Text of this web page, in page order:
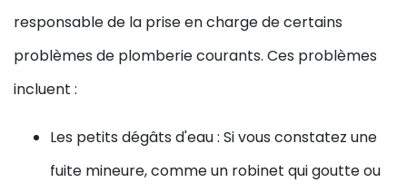
responsable de la prise en charge de certains
problèmes de plomberie courants. Ces problèmes
incluent :
Les petits dégâts d'eau : Si vous constatez une
fuite mineure, comme un robinet qui goutte ou